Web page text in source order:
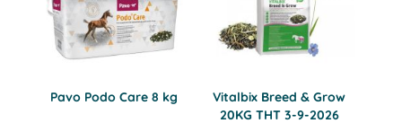
Pavo Podo Care 8 kg
Vitalbix Breed & Grow
20KG THT 3-9-2026